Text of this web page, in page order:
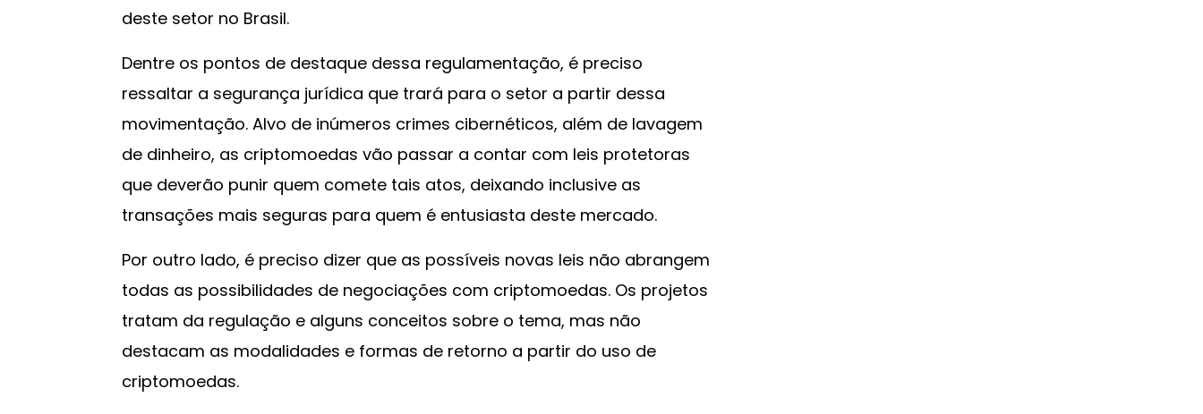
deste setor no Brasil.
Dentre os pontos de destaque dessa regulamentação, é preciso
ressaltar a segurança jurídica que trará para o setor a partir dessa
movimentação. Alvo de inúmeros crimes cibernéticos, além de lavagem
de dinheiro, as criptomoedas vão passar a contar com leis protetoras
que deverão punir quem comete tais atos, deixando inclusive as
transações mais seguras para quem é entusiasta deste mercado.
Por outro lado, é preciso dizer que as possíveis novas leis não abrangem
todas as possibilidades de negociações com criptomoedas. Os projetos
tratam da regulação e alguns conceitos sobre o tema, mas não
destacam as modalidades e formas de retorno a partir do uso de
criptomoedas.